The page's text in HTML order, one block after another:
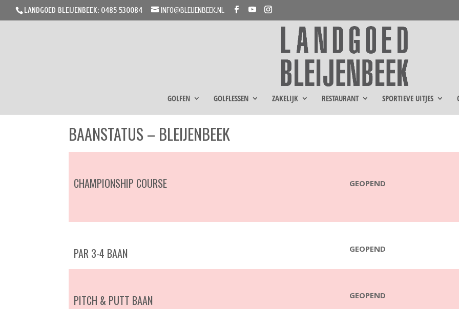
LANDGOED BLEIJENBEEK: 0485 530084 INFO@BLEIJENBEEK.NL
GOLFEN GOLFLESSEN ZAKELIJK RESTAURANT SPORTIEVE UITJES
BAANSTATUS – BLEIJENBEEK
CHAMPIONSHIP COURSE GEOPEND
PAR 3-4 BAAN GEOPEND
PITCH & PUTT BAAN